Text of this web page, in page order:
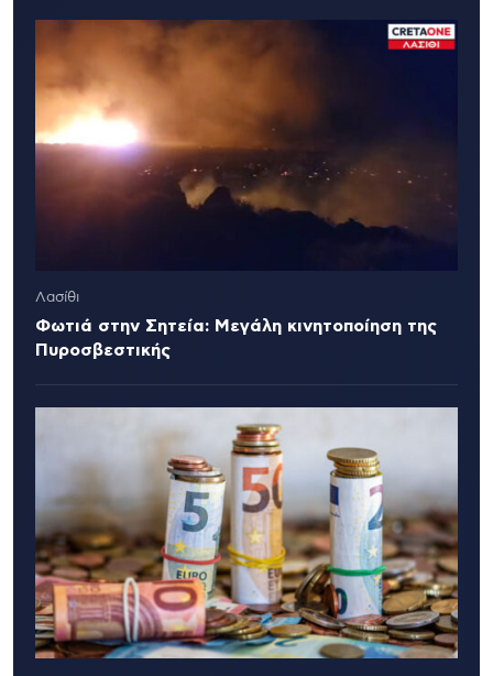
Λασίθι
Φωτιά στην Σητεία: Μεγάλη κινητοποίηση της
Πυροσβεστικής